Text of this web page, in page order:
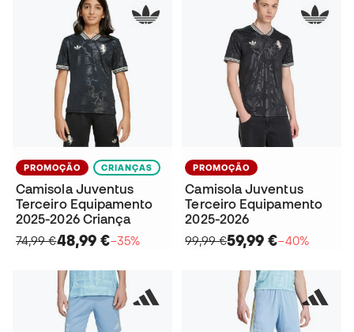
PROMOÇÃO CRIANÇAS
Camisola Juventus
Terceiro Equipamento
2025-2026 Criança
74,99 €48,99 €−35%
PROMOÇÃO
Camisola Juventus
Terceiro Equipamento
2025-2026
99,99 €59,99 €−40%